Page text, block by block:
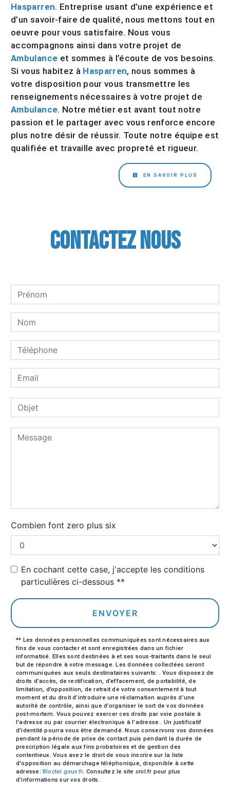
Hasparren. Entreprise usant d’une expérience et
d’un savoir-faire de qualité, nous mettons tout en
oeuvre pour vous satisfaire. Nous vous
accompagnons ainsi dans votre projet de
Ambulance et sommes à l’écoute de vos besoins.
Si vous habitez à Hasparren, nous sommes à
votre disposition pour vous transmettre les
renseignements nécessaires à votre projet de
Ambulance. Notre métier est avant tout notre
passion et le partager avec vous renforce encore
plus notre désir de réussir. Toute notre équipe est
qualifiée et travaille avec propreté et rigueur.
EN SAVOIR PLUS
Contactez nous
Combien font zero plus six
En cochant cette case, j'accepte les conditions
particulières ci-dessous **
ENVOYER
** Les données personnelles communiquées sont nécessaires aux
fins de vous contacter et sont enregistrées dans un fichier
informatisé. Elles sont destinées à et ses sous-traitants dans le seul
but de répondre à votre message. Les données collectées seront
communiquées aux seuls destinataires suivants: . Vous disposez de
droits d’accès, de rectification, d’effacement, de portabilité, de
limitation, d’opposition, de retrait de votre consentement à tout
moment et du droit d’introduire une réclamation auprès d’une
autorité de contrôle, ainsi que d’organiser le sort de vos données
post-mortem. Vous pouvez exercer ces droits par voie postale à
l'adresse ou par courrier électronique à l'adresse . Un justificatif
d'identité pourra vous être demandé. Nous conservons vos données
pendant la période de prise de contact puis pendant la durée de
prescription légale aux fins probatoires et de gestion des
contentieux. Vous avez le droit de vous inscrire sur la liste
d'opposition au démarchage téléphonique, disponible à cette
adresse:Bloctel.gouv.fr. Consultez le site cnil.fr pour plus
d’informations sur vos droits.